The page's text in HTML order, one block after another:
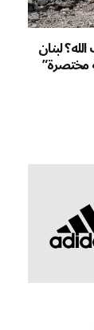
لبنان
مختصرة”